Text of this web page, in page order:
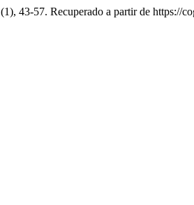
(1), 43-57. Recuperado a partir de https://